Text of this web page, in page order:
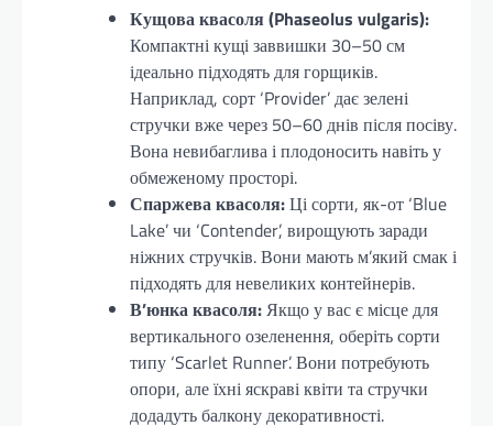
Кущова квасоля (Phaseolus vulgaris):
Компактні кущі заввишки 30–50 см
ідеально підходять для горщиків.
Наприклад, сорт ‘Provider’ дає зелені
стручки вже через 50–60 днів після посіву.
Вона невибаглива і плодоносить навіть у
обмеженому просторі.
Спаржева квасоля:Ці сорти, як-от ‘Blue
Lake’ чи ‘Contender’, вирощують заради
ніжних стручків. Вони мають м’який смак і
підходять для невеликих контейнерів.
В’юнка квасоля:Якщо у вас є місце для
вертикального озеленення, оберіть сорти
типу ‘Scarlet Runner’. Вони потребують
опори, але їхні яскраві квіти та стручки
додадуть балкону декоративності.